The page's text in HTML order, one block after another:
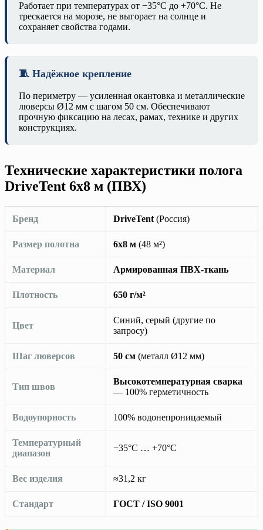
Работает при температурах от −35°C до +70°C. Не
трескается на морозе, не выгорает на солнце и
сохраняет свойства годами.
🧵 Надёжное крепление
По периметру — усиленная окантовка и металлические
люверсы Ø12 мм с шагом 50 см. Обеспечивают
прочную фиксацию на лесах, рамах, технике и других
конструкциях.
Технические характеристики полога
DriveTent 6х8 м (ПВХ)
Бренд DriveTent (Россия)
Размер полотна 6х8 м (48 м²)
Материал Армированная ПВХ-ткань
Плотность 650 г/м²
Цвет
Синий, серый (другие по
запросу)
Шаг люверсов 50 см (металл Ø12 мм)
Тип швов
Высокотемпературная сварка
— 100% герметичность
Водоупорность 100% водонепроницаемый
Температурный
диапазон
−35°C … +70°C
Вес изделия ≈31,2 кг
Стандарт ГОСТ / ISO 9001